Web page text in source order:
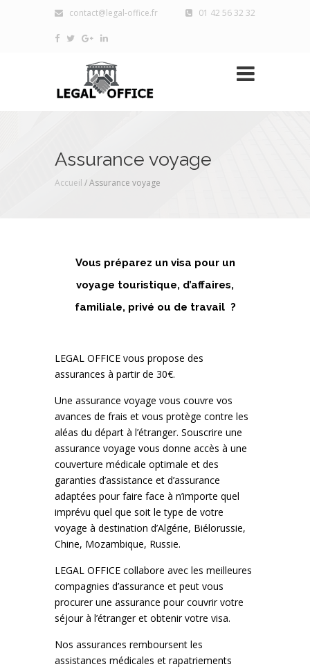
contact@legal-office.fr 01 42 56 32 32
Assurance voyage
Accueil /Assurance voyage
Vous préparez un visa pour un
voyage touristique, d’affaires,
familiale, privé ou de travail ?
LEGAL OFFICE vous propose des
assurances à partir de 30€.
Une assurance voyage vous couvre vos
avances de frais et vous protège contre les
aléas du départ à l’étranger. Souscrire une
assurance voyage vous donne accès à une
couverture médicale optimale et des
garanties d’assistance et d’assurance
adaptées pour faire face à n’importe quel
imprévu quel que soit le type de votre
voyage à destination d’Algérie, Biélorussie,
Chine, Mozambique, Russie.
LEGAL OFFICE collabore avec les meilleures
compagnies d’assurance et peut vous
procurer une assurance pour couvrir votre
séjour à l’étranger et obtenir votre visa.
Nos assurances remboursent les
assistances médicales et rapatriements